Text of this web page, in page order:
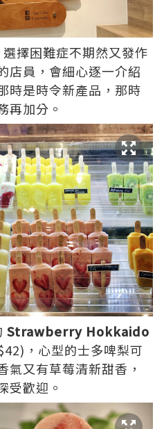
擇困難症不期然又發作
店員，會細心逐一介紹
時是時令新產品，那時
再加分。
Strawberry Hokkaido
，心型的士多啤梨可
氣又有草莓清新甜香，
受歡迎。